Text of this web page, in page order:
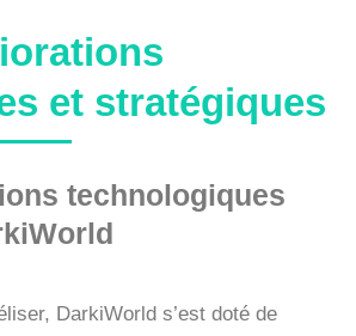
et stratégiques
technologiques
DarkiWorld s’est doté de